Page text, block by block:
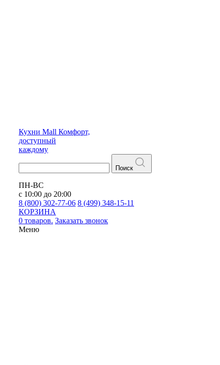
Кухни Mall Комфорт,
доступный
каждому
Поиск
ПН-ВС
с 10:00 до 20:00
8 (800) 302-77-06 8 (499) 348-15-11
КОРЗИНА
0 товаров. Заказать звонок
Меню